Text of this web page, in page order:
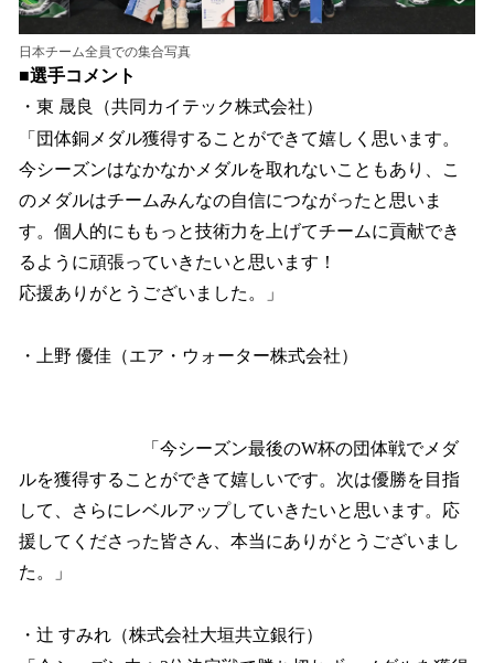
日本チーム全員での集合写真
■選手コメント
・東 晟良（共同カイテック株式会社）
「団体銅メダル獲得することができて嬉しく思います。
今シーズンはなかなかメダルを取れないこともあり、こ
のメダルはチームみんなの自信につながったと思いま
す。個人的にももっと技術力を上げてチームに貢献でき
るように頑張っていきたいと思います！
応援ありがとうございました。」
・上野 優佳（エア・ウォーター株式会社）
「今シーズン最後のW杯の団体戦でメダ
ルを獲得することができて嬉しいです。次は優勝を目指
して、さらにレベルアップしていきたいと思います。応
援してくださった皆さん、本当にありがとうございまし
た。」
・辻 すみれ（株式会社大垣共立銀行）